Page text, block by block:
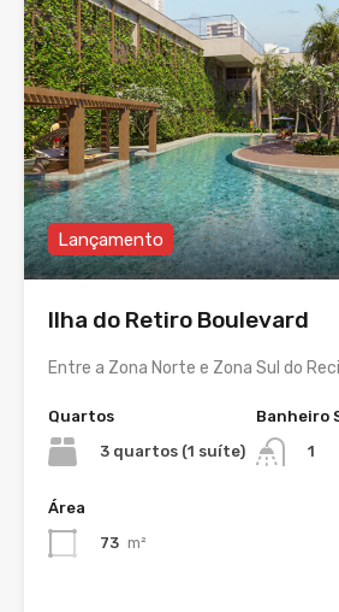
Lançamento
Ilha do Retiro Boulevard
Entre a Zona Norte e Zona Sul do
Quartos
3 quartos (1 suíte)
Banheiro
1
Área
73 m²